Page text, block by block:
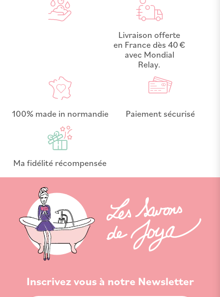
Livraison offerte
en France dès 40 €
avec Mondial
Relay.
100% made in normandie Paiement sécurisé
Ma fidélité récompensée
Inscrivez vous à notre Newsletter